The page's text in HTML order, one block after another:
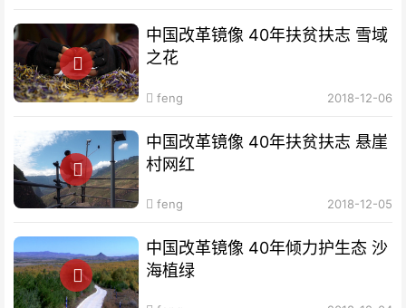
中国改革镜像 40年扶贫扶志​ 雪域
之花
feng 2018-12-06
中国改革镜像 40年扶贫扶志​ 悬崖
村网红
feng 2018-12-05
中国改革镜像 40年倾力护生态 沙
海植绿